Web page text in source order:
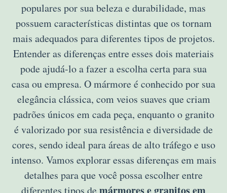
populares por sua beleza e durabilidade, mas
possuem características distintas que os tornam
mais adequados para diferentes tipos de projetos.
Entender as diferenças entre esses dois materiais
pode ajudá-lo a fazer a escolha certa para sua
casa ou empresa. O mármore é conhecido por sua
elegância clássica, com veios suaves que criam
padrões únicos em cada peça, enquanto o granito
é valorizado por sua resistência e diversidade de
cores, sendo ideal para áreas de alto tráfego e uso
intenso. Vamos explorar essas diferenças em mais
detalhes para que você possa escolher entre
diferentes tipos de